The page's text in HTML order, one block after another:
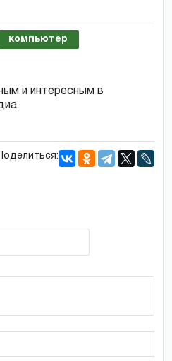
компьютер
и интересным в
Поделиться: